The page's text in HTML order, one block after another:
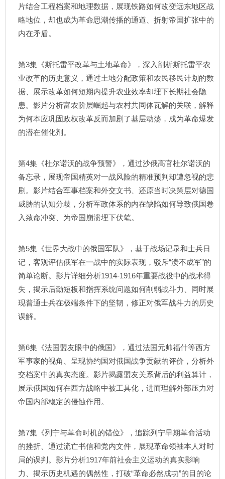
片结合工程档案和地理数据，展现铁路如何改变远东地区战
略地位，却也成为革命思潮传播的通道、折射帝国扩张中的
内在矛盾。
第3集《斯托雷平改革与土地革命》，深入剖析斯托雷平农
业改革的历史意义，通过土地分配政策和农民移民计划的数
据、展示改革如何短期内提升农业效率却埋下长期社会隐
患。影片分析富农阶层崛起与农村共同体瓦解的关联，解释
为何本应巩固政权改革反而加剧了基层动荡，成为革命爆发
的潜在催化剂。
第4集《杜尔诺沃的战争预警》，通过沙俄高官杜尔诺沃的
备忘录，展现帝国精英对一战风险的精准预判却遭忽视的悲
剧。影片结合军事档案和外交文书、还原当时决策层对德国
威胁的认知分歧，分析军政体系的内在缺陷如何导致俄国卷
入致命冲突、为帝国崩溃埋下伏笔。
第5集《世界大战中的俄国军队》，基于战场记录和士兵日
记，客观评估俄军在一战中的实际表现，驳斥“溃不成军”的
简单论断。影片详细分析1914-1916年重要战役中的战术得
失，揭示后勤短板和指挥系统问题如何削弱战斗力、同时展
现普通士兵在极端条件下的坚韧，修正对俄军战斗力的历史
误解。
第6集《法国盟友眼中的俄国》，通过法国元帅福什等西方
军事家的视角、呈现协约国对俄国战争贡献的评价，分析外
交档案中的真实态度。影片揭露盟友关系背后的利益算计，
展示俄国如何在西方战略中被工具化，进而理解外部压力对
帝国内部稳定的侵蚀作用。
第7集《列宁与革命时机的错位》，追踪列宁早期革命活动
的挫折、通过流亡书信和党内文件，展现革命领袖本人对时
局的误判。影片分析1917年前社会主义运动的真实影响
力、揭示历史机遇的偶然性，打破“革命必然成功”的目的论